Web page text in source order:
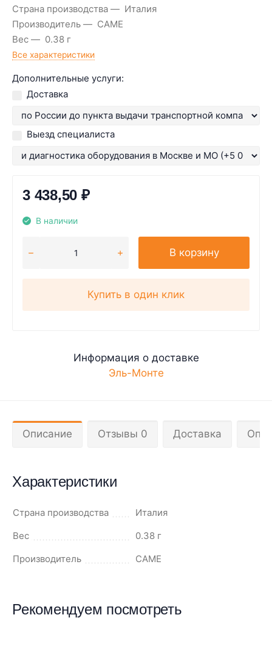
Страна производства
Италия
Производитель
CAME
Вес
0.38 г
Все характеристики
Дополнительные услуги:
Доставка
Выезд специалиста
3 438,50 ₽
В наличии
В корзину
Купить в один клик
Информация о доставке
Эль-Монте
Описание Отзывы 0 Доставка
Характеристики
Страна производства
Италия
Вес
0.38 г
Производитель
CAME
Рекомендуем посмотреть